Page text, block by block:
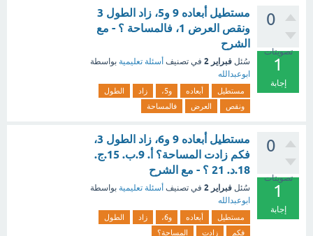
0
تصويتات
1
إجابة
مستطيل أبعاده 9 و5، زاد الطول 3
ونقص العرض 1، فالمساحة ؟ - مع
الشرح
سُئل فبراير 2 في تصنيف أسئلة تعليمية بواسطة
ابوعبدالله
مستطيل أبعاده و5، زاد
الطول
ونقص
العرض فالمساحة
0
تصويتات
1
إجابة
مستطيل أبعاده 9 و6، زاد الطول 3،
فكم زادت المساحة؟ أ. 9.ب. 15.ج.
18.د. 21 ؟ - مع الشرح
سُئل فبراير 2 في تصنيف أسئلة تعليمية بواسطة
ابوعبدالله
مستطيل أبعاده و6، زاد
الطول
فكم
زادت المساحة؟